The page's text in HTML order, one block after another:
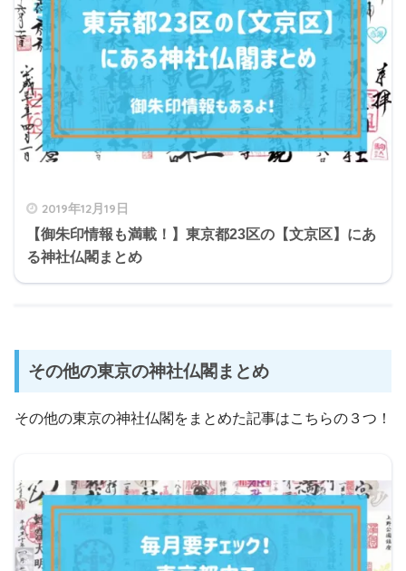
2019年12月19日
【御朱印情報も満載！】東京都23区の【文京区】にあ
る神社仏閣まとめ
その他の東京の神社仏閣まとめ
その他の東京の神社仏閣をまとめた記事はこちらの３つ！